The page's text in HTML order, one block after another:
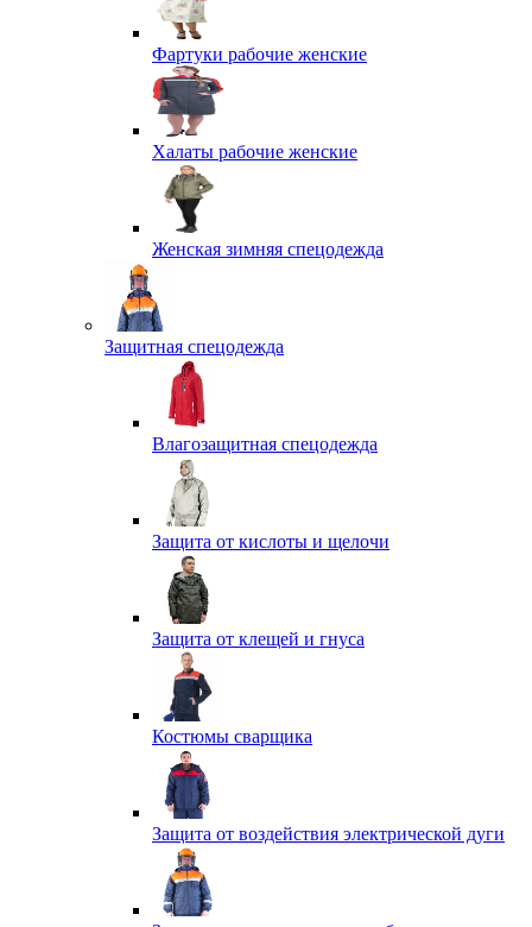
Фартуки рабочие женские
Халаты рабочие женские
Женская зимняя спецодежда
Защитная спецодежда
Влагозащитная спецодежда
Защита от кислоты и щелочи
Защита от клещей и гнуса
Костюмы сварщика
Защита от воздействия электрической дуги